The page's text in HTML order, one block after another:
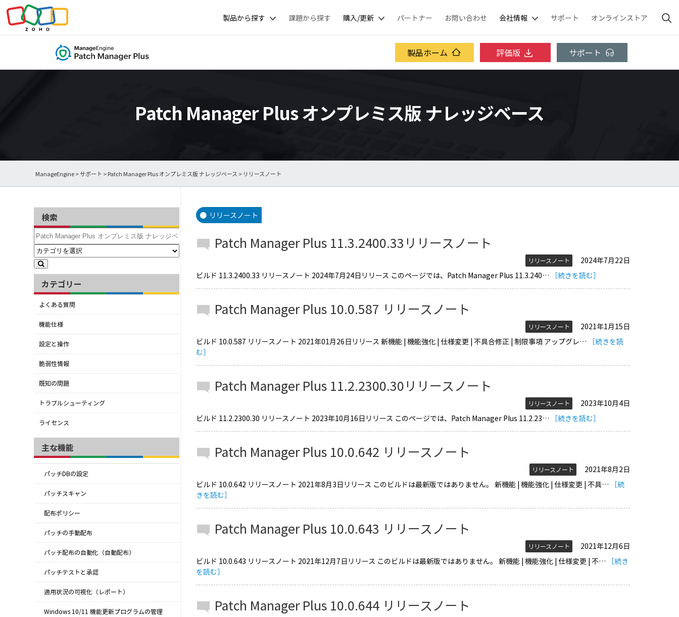
製品から探す 課題から探す 購入/更新 パートナー お問い合わせ 会社情報 サポート オンラインストア
製品ホーム 評価版 サポート
Patch Manager Plus オンプレミス版 ナレッジベース
ManageEngine>サポート >Patch Manager Plus オンプレミス版 ナレッジベース > リリースノート
検索
カテゴリー
よくある質問
機能仕様
設定と操作
脆弱性情報
既知の問題
トラブルシューティング
ライセンス
主な機能
パッチDBの設定
パッチスキャン
配布ポリシー
パッチの手動配布
パッチ配布の自動化（自動配布）
パッチテストと承認
適用状況の可視化（レポート）
Windows 10/11 機能更新プログラムの管理
リリースノート
Patch Manager Plus 11.3.2400.33リリースノート
リリースノート
2024年7月22日
ビルド 11.3.2400.33 リリースノート 2024年7月24日リリース このページでは、Patch Manager Plus 11.3.240…
［続きを読む］
Patch Manager Plus 10.0.587 リリースノート
リリースノート
2021年1月15日
ビルド 10.0.587 リリースノート 2021年01月26日リリース 新機能 | 機能強化 | 仕様変更 | 不具合修正 | 制限事項 アップグレ…
［続きを読
む］
Patch Manager Plus 11.2.2300.30リリースノート
リリースノート
2023年10月4日
ビルド 11.2.2300.30 リリースノート 2023年10月16日リリース このページでは、Patch Manager Plus 11.2.23…
［続きを読む］
Patch Manager Plus 10.0.642 リリースノート
リリースノート
2021年8月2日
ビルド 10.0.642 リリースノート 2021年8月3日リリース このビルドは最新版ではありません。 新機能 | 機能強化 | 仕様変更 | 不具…
［続
きを読む］
Patch Manager Plus 10.0.643 リリースノート
リリースノート
2021年12月6日
ビルド 10.0.643 リリースノート 2021年12月7日リリース このビルドは最新版ではありません。 新機能 | 機能強化 | 仕様変更 | 不…
［続き
を読む］
Patch Manager Plus 10.0.644 リリースノート